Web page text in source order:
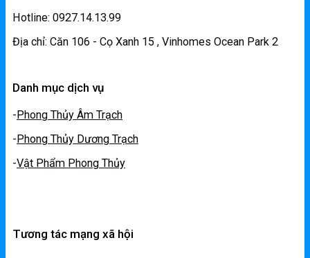
Hotline: 0927.14.13.99
Địa chỉ: Căn 106 - Cọ Xanh 15 , Vinhomes Ocean Park 2
Danh mục dịch vụ
-Phong Thủy Âm Trạch
- Phong Thủy Dương Trạch
-Vật Phẩm Phong Thủy
Tương tác mạng xã hội